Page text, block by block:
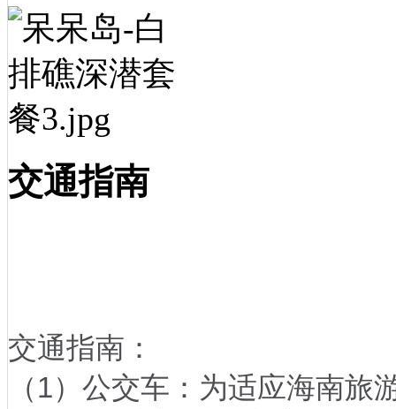
交通指南
交通指南：
（1）公交车：为适应海南